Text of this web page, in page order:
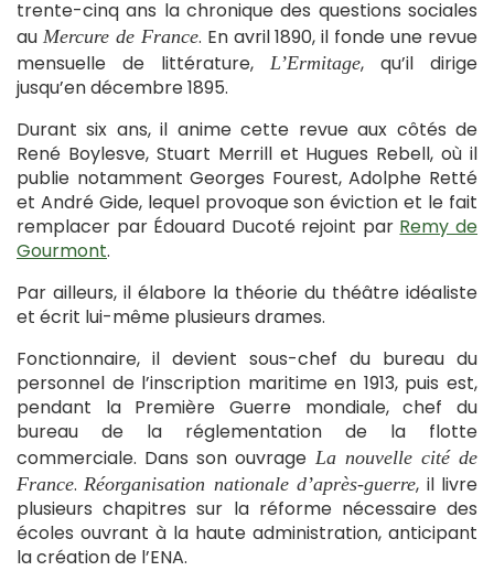
trente-cinq ans la chronique des questions sociales
au Mercure de France. En avril 1890, il fonde une revue
mensuelle de littérature,
L’Ermitage, qu’il dirige
jusqu’en décembre 1895.
Durant six ans, il anime cette revue aux côtés de
René Boylesve, Stuart Merrill et Hugues Rebell, où il
publie notamment Georges Fourest, Adolphe Retté
et André Gide, lequel provoque son éviction et le fait
remplacer par Édouard Ducoté rejoint par Remy de
Gourmont.
Par ailleurs, il élabore la théorie du théâtre idéaliste
et écrit lui-même plusieurs drames.
Fonctionnaire, il devient sous-chef du bureau du
personnel de l’inscription maritime en 1913, puis est,
pendant la Première Guerre mondiale, chef du
bureau de la réglementation de la flotte
commerciale. Dans son ouvrage La nouvelle cité de
France.Réorganisation nationale d’après-guerre, il livre
plusieurs chapitres sur la réforme nécessaire des
écoles ouvrant à la haute administration, anticipant
la création de l’ENA.